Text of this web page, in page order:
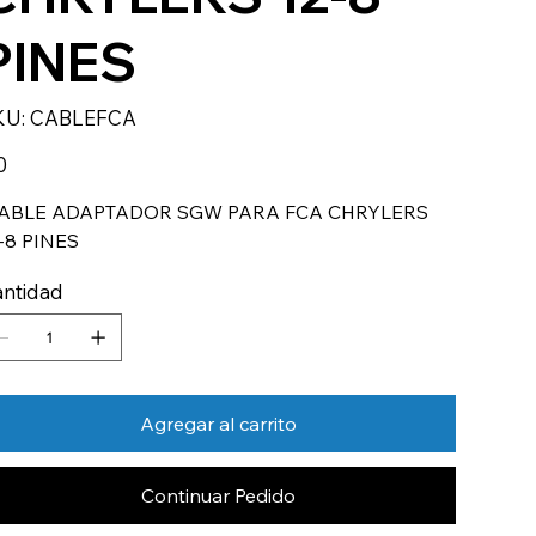
SKU
CABLEFCA
CABLEFCA
ADAPTADOR SGW PARA FCA CHRYLERS
8 PINES
Agregar al carrito
Continuar Pedido